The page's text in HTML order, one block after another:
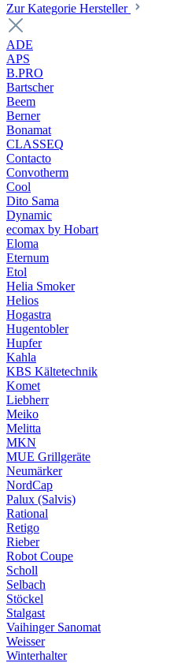
Zur Kategorie Hersteller
ADE
APS
B.PRO
Bartscher
Beem
Berner
Bonamat
CLASSEQ
Contacto
Convotherm
Cool
Dito Sama
Dynamic
ecomax by Hobart
Eloma
Eternum
Etol
Helia Smoker
Helios
Hogastra
Hugentobler
Hupfer
Kahla
KBS Kältetechnik
Komet
Liebherr
Meiko
Melitta
MKN
MUE Grillgeräte
Neumärker
NordCap
Palux (Salvis)
Rational
Retigo
Rieber
Robot Coupe
Scholl
Selbach
Stöckel
Stalgast
Vaihinger Sanomat
Weisser
Winterhalter